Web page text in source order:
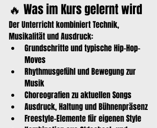
🔥 Was im Kurs gelernt wird
Der Unterricht kombiniert Technik,
Musikalität und Ausdruck:
Grundschritte und typische Hip-Hop-
Moves
Rhythmusgefühl und Bewegung zur
Musik
Choreografien zu aktuellen Songs
Ausdruck, Haltung und Bühnenpräsenz
Freestyle-Elemente für eigenen Style